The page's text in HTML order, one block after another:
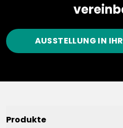
AUSSTELLUNG IN
Produkte